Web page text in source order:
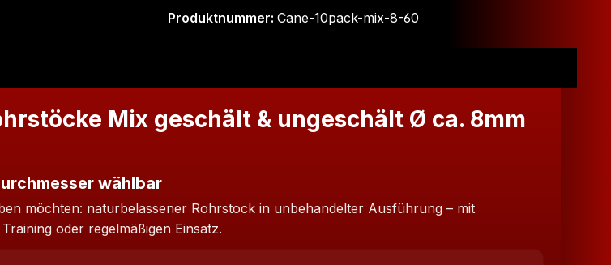
Produktnummer: Cane-10pack-mix-8-60
Mix geschält & ungeschält Ø ca. 8mm
wählbar
möchten: naturbelassener Rohrstock in unbehandelter Ausführung – mit
oder regelmäßigen Einsatz.